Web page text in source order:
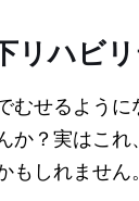
リハビ
むせるよう
か？実はこ
もしれません。